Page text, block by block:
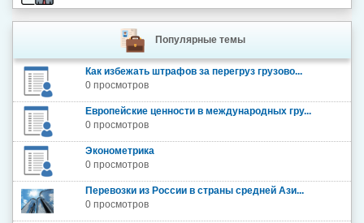
Популярные темы
Как избежать штрафов за перегруз грузово...
0 просмотров
Европейские ценности в международных гру...
0 просмотров
Эконометрика
0 просмотров
Перевозки из России в страны средней Ази...
0 просмотров